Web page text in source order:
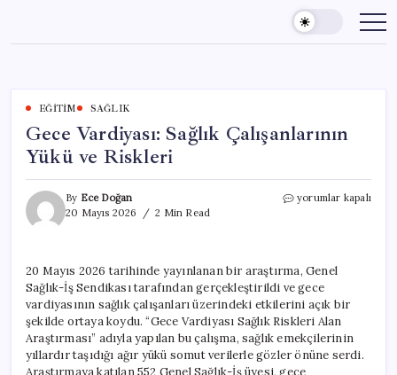
content
EĞITIM SAĞLIK
Gece Vardiyası: Sağlık Çalışanlarının
Yükü ve Riskleri
By Ece Doğan
20 Mayıs 2026
2 Min Read
Gece
ve
Riskleri
için
yorumlar kapalı
20 Mayıs 2026 tarihinde yayınlanan bir araştırma, Genel
Sağlık-İş Sendikası tarafından gerçekleştirildi ve gece
vardiyasının sağlık çalışanları üzerindeki etkilerini açık bir
şekilde ortaya koydu. “Gece Vardiyası Sağlık Riskleri Alan
Araştırması” adıyla yapılan bu çalışma, sağlık emekçilerinin
yıllardır taşıdığı ağır yükü somut verilerle gözler önüne serdi.
Araştırmaya katılan 552 Genel Sağlık-İş üyesi, gece